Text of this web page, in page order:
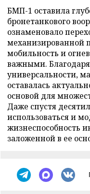
БМП-1 оставила
бронетанкового
ознаменовало
механизированной
мобильность и
важными.
универсальности,
оставалась
основой для
Даже спустя
использоваться и
жизнеспособность
заложенной в ее